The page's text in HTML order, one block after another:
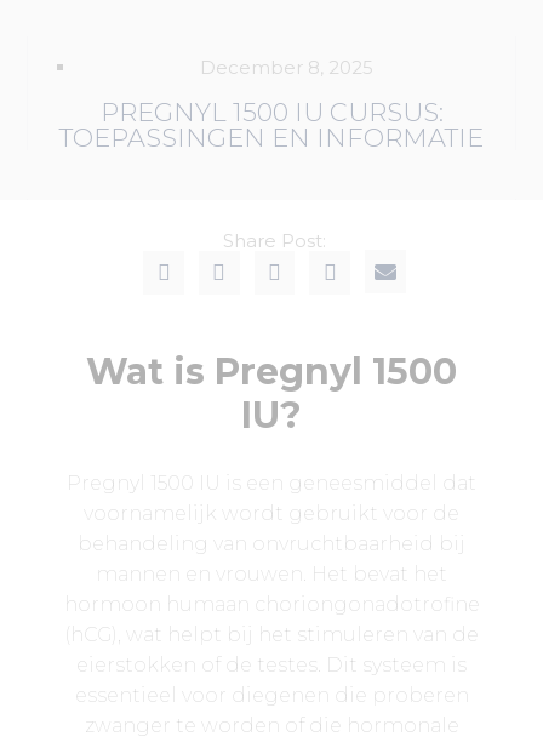
December 8, 2025
PREGNYL 1500 IU CURSUS:
TOEPASSINGEN EN INFORMATIE
Share Post:
Wat is Pregnyl 1500
IU?
Pregnyl 1500 IU is een geneesmiddel dat
voornamelijk wordt gebruikt voor de
behandeling van onvruchtbaarheid bij
mannen en vrouwen. Het bevat het
hormoon humaan choriongonadotrofine
(hCG), wat helpt bij het stimuleren van de
eierstokken of de testes. Dit systeem is
essentieel voor diegenen die proberen
zwanger te worden of die hormonale